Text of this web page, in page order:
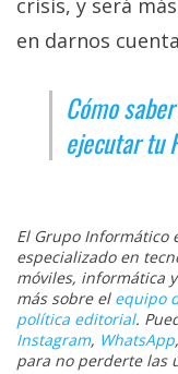
crisis, y será
en darnos
Cómo
ejecutar tu
El Grupo Informático
especializado en
móviles, informática
más sobre el equipo
política editorial.
Instagram, WhatsApp,
para no perderte las